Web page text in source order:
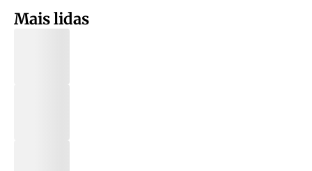
Mais lidas